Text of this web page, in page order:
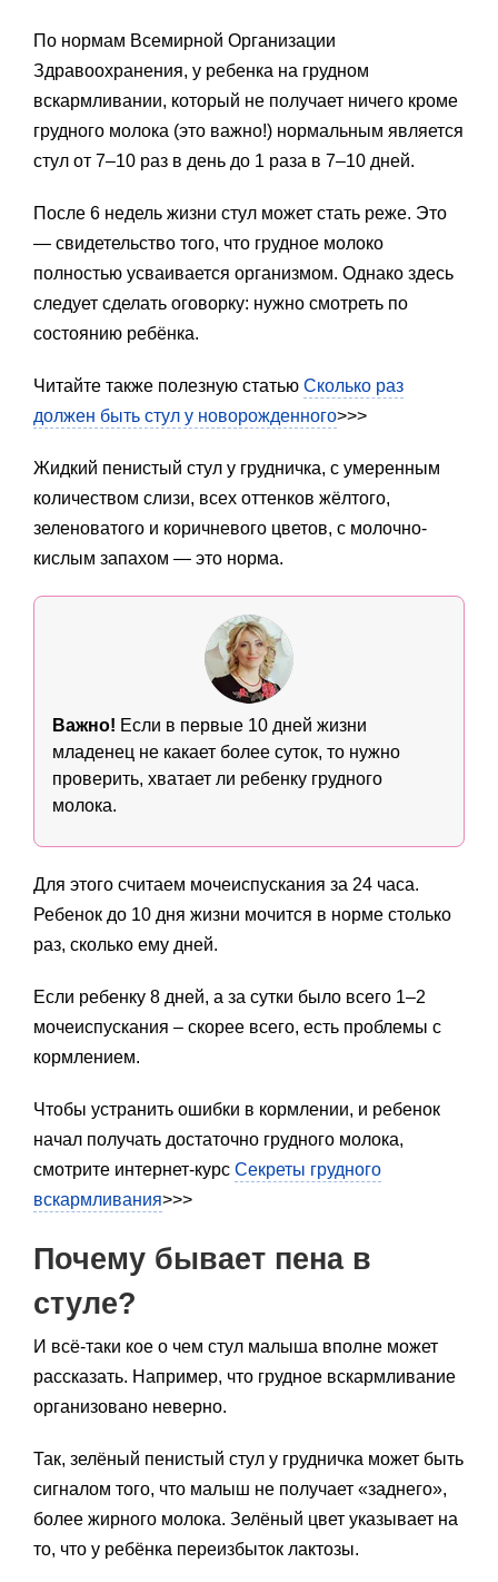
По нормам Всемирной Организации
Здравоохранения, у ребенка на грудном
вскармливании, который не получает ничего кроме
грудного молока (это важно!) нормальным является
стул от 7–10 раз в день до 1 раза в 7–10 дней.
После 6 недель жизни стул может стать реже. Это
— свидетельство того, что грудное молоко
полностью усваивается организмом. Однако здесь
следует сделать оговорку: нужно смотреть по
состоянию ребёнка.
Читайте также полезную статью Сколько раз
должен быть стул у новорожденного>>>
Жидкий пенистый стул у грудничка, с умеренным
количеством слизи, всех оттенков жёлтого,
зеленоватого и коричневого цветов, с молочно-
кислым запахом — это норма.
Важно! Если в первые 10 дней жизни
младенец не какает более суток, то нужно
проверить, хватает ли ребенку грудного
молока.
Для этого считаем мочеиспускания за 24 часа.
Ребенок до 10 дня жизни мочится в норме столько
раз, сколько ему дней.
Если ребенку 8 дней, а за сутки было всего 1–2
мочеиспускания – скорее всего, есть проблемы с
кормлением.
Чтобы устранить ошибки в кормлении, и ребенок
начал получать достаточно грудного молока,
смотрите интернет-курс Секреты грудного
вскармливания>>>
Почему бывает пена в
стуле?
И всё-таки кое о чем стул малыша вполне может
рассказать. Например, что грудное вскармливание
организовано неверно.
Так, зелёный пенистый стул у грудничка может быть
сигналом того, что малыш не получает «заднего»,
более жирного молока. Зелёный цвет указывает на
то, что у ребёнка переизбыток лактозы.